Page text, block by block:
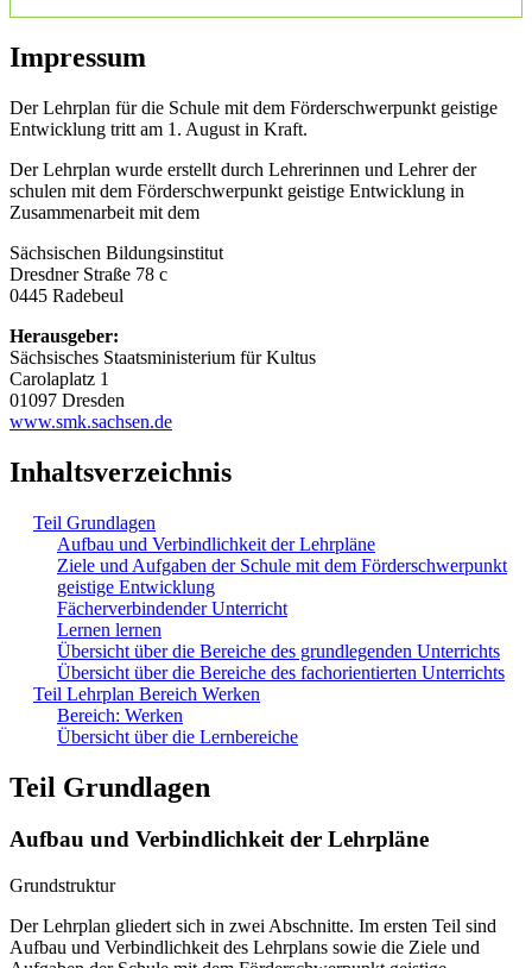
Impressum
Der Lehrplan für die Schule mit dem Förderschwerpunkt geistige
Entwicklung tritt am 1. August in Kraft.
Der Lehrplan wurde erstellt durch Lehrerinnen und Lehrer der
schulen mit dem Förderschwerpunkt geistige Entwicklung in
Zusammenarbeit mit dem
Sächsischen Bildungsinstitut
Dresdner Straße 78 c
0445 Radebeul
Herausgeber:
Sächsisches Staatsministerium für Kultus
Carolaplatz 1
01097 Dresden
www.smk.sachsen.de
Inhaltsverzeichnis
Teil Grundlagen
Aufbau und Verbindlichkeit der Lehrpläne
Ziele und Aufgaben der Schule mit dem Förderschwerpunkt
geistige Entwicklung
Fächerverbindender Unterricht
Lernen lernen
Übersicht über die Bereiche des grundlegenden Unterrichts
Übersicht über die Bereiche des fachorientierten Unterrichts
Teil Lehrplan Bereich Werken
Bereich: Werken
Übersicht über die Lernbereiche
Teil Grundlagen
Aufbau und Verbindlichkeit der Lehrpläne
Grundstruktur
Der Lehrplan gliedert sich in zwei Abschnitte. Im ersten Teil sind
Aufbau und Verbindlichkeit des Lehrplans sowie die Ziele und